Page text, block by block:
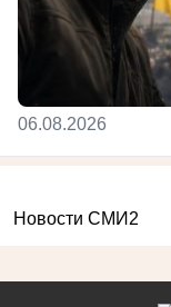
06.08.2026
Новости СМИ2